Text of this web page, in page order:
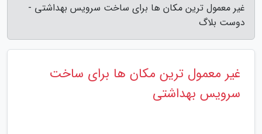
غیر معمول ترین مکان ها برای ساخت سرویس بهداشتی -
دوست بلاگ
غیر معمول ترین مکان ها برای ساخت
سرویس بهداشتی